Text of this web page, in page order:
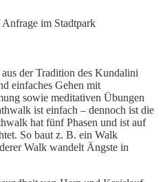
im Stadtpark
der Tradition des Kundalini
einfaches Gehen mit
sowie meditativen Übungen
ist einfach – dennoch ist die
hat fünf Phasen und ist auf
So baut z. B. ein Walk
Walk wandelt Ängste in